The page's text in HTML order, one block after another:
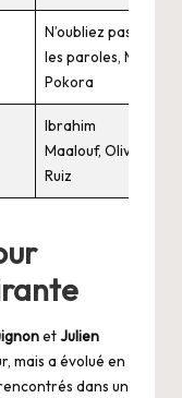
N’oubliez pas
les paroles, M.
Pokora
Ibrahim
Maalouf, Olivia
Ruiz
etJulien
mais a évolué en
dans un